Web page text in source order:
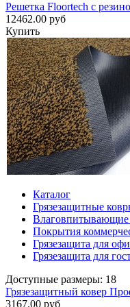
Решетка Floortech с
12462.00 руб
Купить
Каталог
Грязезащитные
Покрытия
Грязезащита для
Грязезащита для
Доступные размеры: 18
Грязезащитный ковер
3167.00 руб